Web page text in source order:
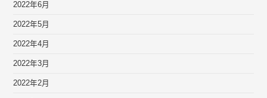
2022年6月
2022年5月
2022年4月
2022年3月
2022年2月